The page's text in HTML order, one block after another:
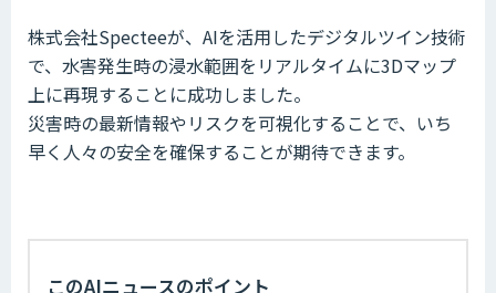
株式会社Specteeが、AIを活用したデジタルツイン技術
で、水害発生時の浸水範囲をリアルタイムに3Dマップ
上に再現することに成功しました。
災害時の最新情報やリスクを可視化することで、いち
早く人々の安全を確保することが期待できます。
このAIニュースのポイント